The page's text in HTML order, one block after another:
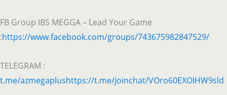
FB Group IBS MEGGA – Lead Your Game
:https://www.facebook.com/groups/743675982847529/
TELEGRAM :
t.me/azmegaplushttps://t.me/joinchat/VOro60EXOIHW9sld